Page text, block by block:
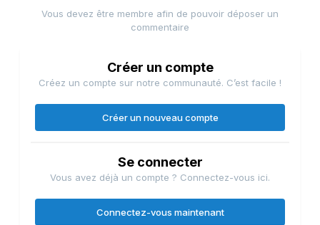
Vous devez être membre afin de pouvoir déposer un
commentaire
Créer un compte
Créez un compte sur notre communauté. C’est facile !
Créer un nouveau compte
Se connecter
Vous avez déjà un compte ? Connectez-vous ici.
Connectez-vous maintenant